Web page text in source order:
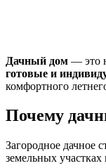
Дачный дом — это
готовые и
комфортного
Почему
Загородное дачное
земельных